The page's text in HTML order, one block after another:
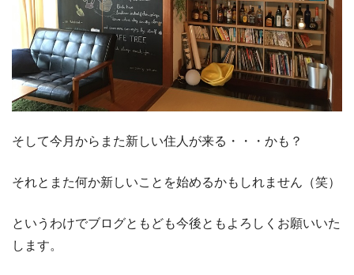
そして今月からまた新しい住人が来る・・・かも？
それとまた何か新しいことを始めるかもしれません（笑）
というわけでブログともども今後ともよろしくお願いいた
します。